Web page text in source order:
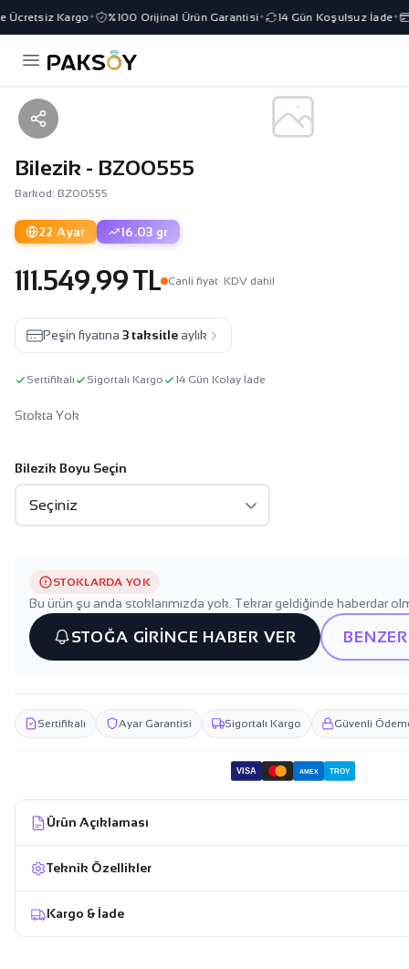
Ücretsiz Kargo✦ %100 Orijinal Ürün Garantisi✦ 14 Gün Koşulsuz İade✦
Bilezik - BZ00555
Barkod: BZ00555
22 Ayar 16.03 gr
111.549,99 TL Canli fiyat· KDV dahil
Peşin fiyatına 3 taksitle aylık
Sertifikalı Sigortalı Kargo 14 Gün Kolay İade
Stokta Yok
Bilezik Boyu Seçin
STOKLARDA YOK
Bu ürün şu anda stoklarımızda yok. Tekrar geldiğinde haberdar
STOĞA GİRİNCE HABER VER
Sertifikalı Ayar Garantisi Sigortalı Kargo Güvenli
VISA AMEX TROY
Ürün Açıklaması
Teknik Özellikler
Kargo & İade